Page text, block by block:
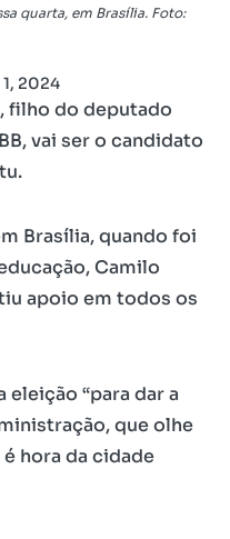
quarta, em Brasília. Foto:
2024
filho do deputado
vai ser o candidato
Brasília, quando foi
Camilo
apoio em todos os
eleição “para dar a
que olhe
é hora da cidade